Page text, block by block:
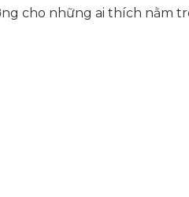
cho những ai thích nằm